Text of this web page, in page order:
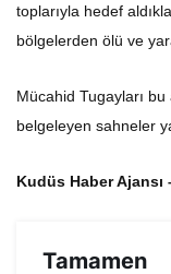
toplarıyla hedef
bölgelerden ölü ve
Mücahid Tugayları bu
belgeleyen sahneler
Kudüs Haber Ajansı
Tamamen